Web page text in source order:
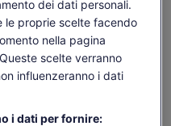
bordo
locali
fotografiche del
del fiume e della valle
dei dati personali.
le proprie scelte facendo
nella pagina
scelte verranno
influenzeranno i dati
i dati per fornire: